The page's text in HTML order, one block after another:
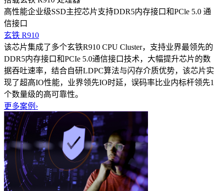
高性能企业级SSD主控芯片支持DDR5内存接口和PCle 5.0 通
信接口
玄铁 R910
该芯片集成了多个玄铁R910 CPU Cluster，支持业界最领先的
DDR5内存接口和PCIe 5.0通信接口技术，大幅提升芯片的数
据吞吐速率，结合自研LDPC算法与闪存介质优势，该芯片实
现了超高IO性能，业界领先IO时延，误码率比业内标杆领先1
个数量级的高可靠性。
更多案例 ›